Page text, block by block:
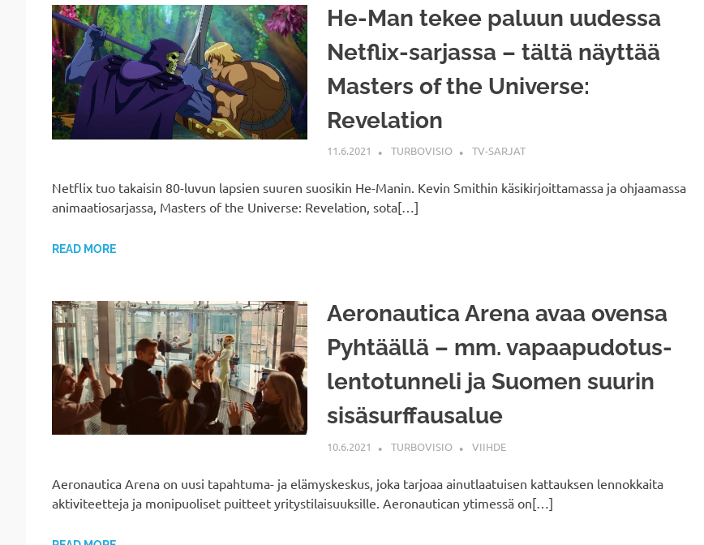
He-Man tekee paluun uudessa
Netflix-sarjassa – tältä näyttää
Masters of the Universe:
Revelation
11.6.2021 TURBOVISIO TV-SARJAT
Netflix tuo takaisin 80-luvun lapsien suuren suosikin He-Manin. Kevin Smithin käsikirjoittamassa ja ohjaamassa
animaatiosarjassa, Masters of the Universe: Revelation, sota[…]
READ MORE
Aeronautica Arena avaa ovensa
Pyhtäällä – mm. vapaapudotus-
lentotunneli ja Suomen suurin
sisäsurffausalue
10.6.2021 TURBOVISIO VIIHDE
Aeronautica Arena on uusi tapahtuma- ja elämyskeskus, joka tarjoaa ainutlaatuisen kattauksen lennokkaita
aktiviteetteja ja monipuoliset puitteet yritystilaisuuksille. Aeronautican ytimessä on[…]